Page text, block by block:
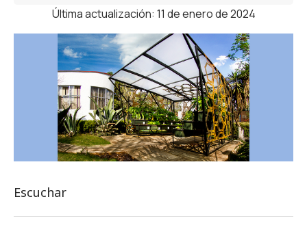
Última actualización: 11 de enero de 2024
Escuchar